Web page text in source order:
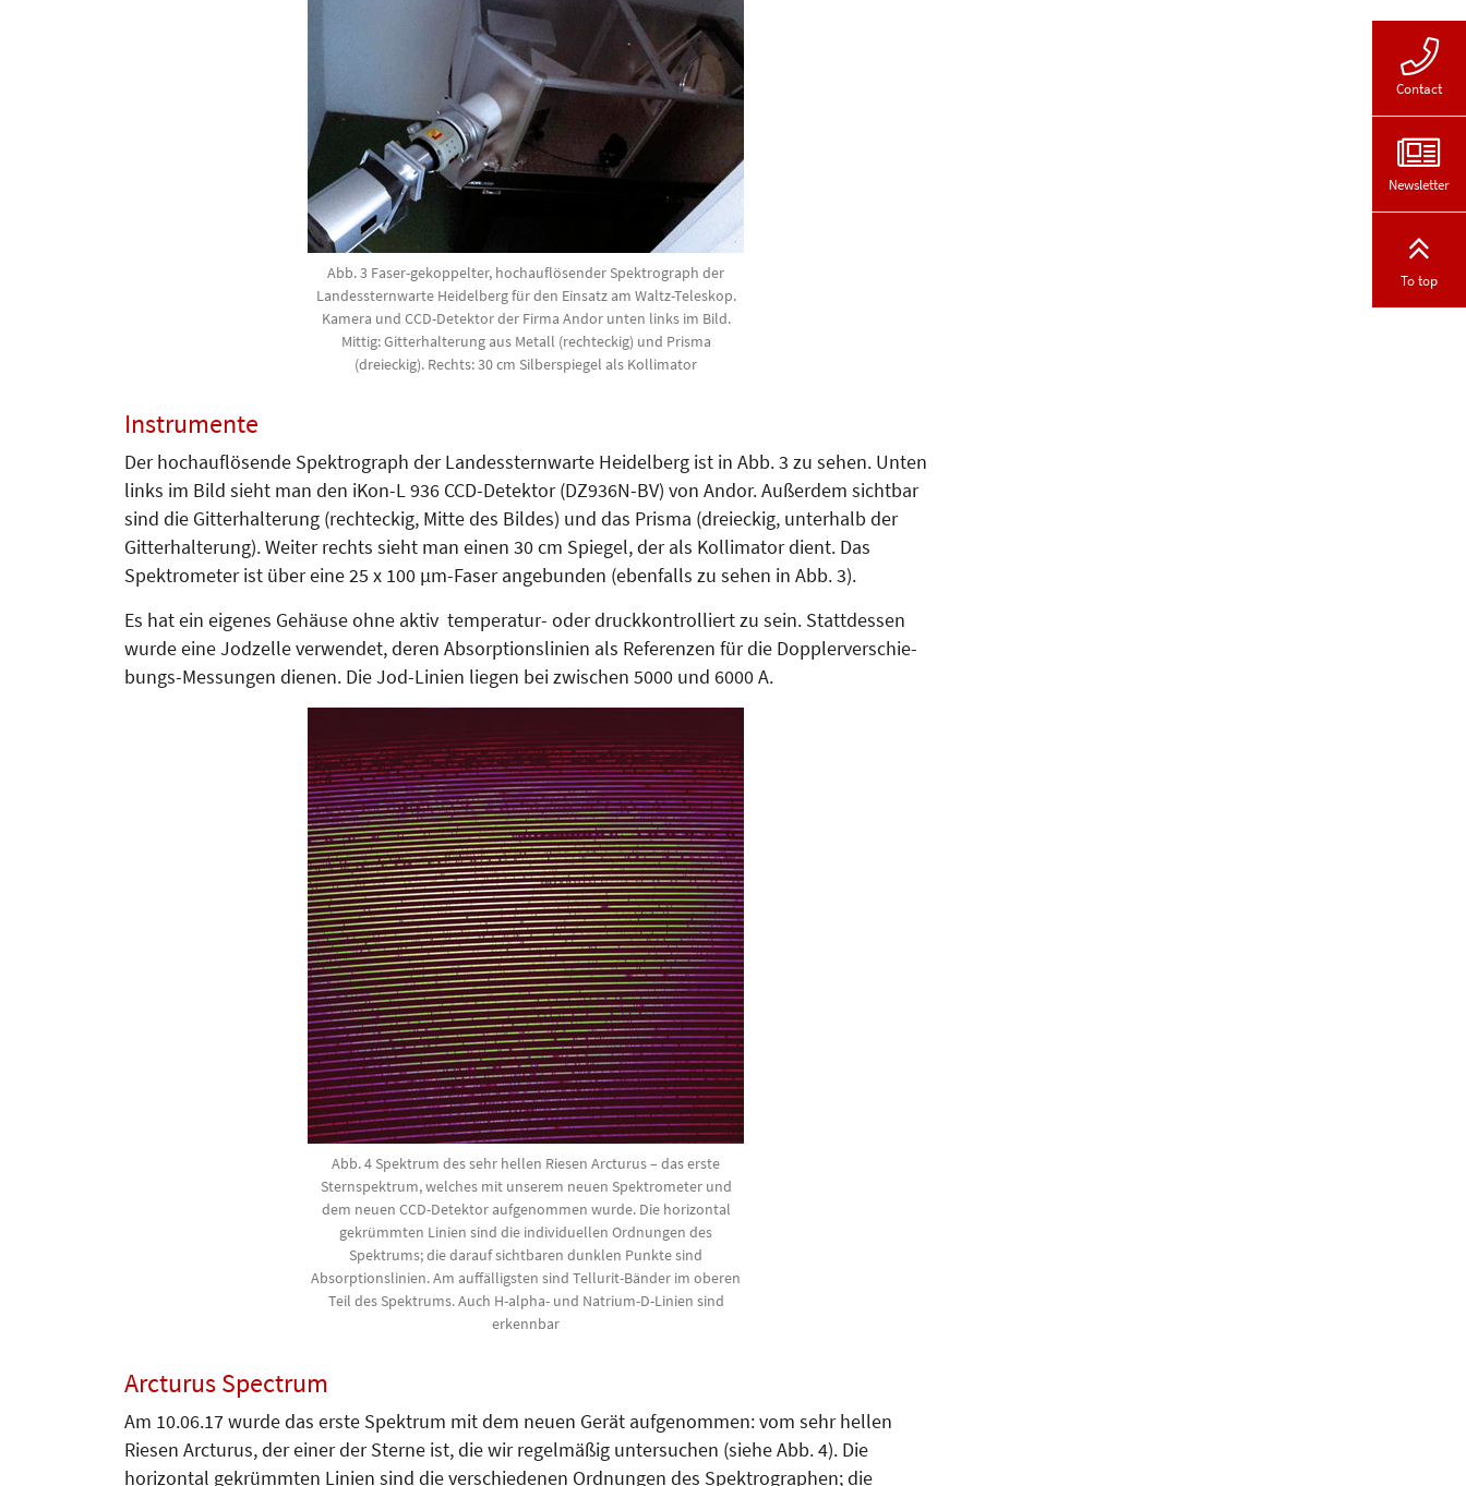
Abb. 3 Faser-gekoppelter, hochauflösender Spektrograph der
Landessternwarte Heidelberg für den Einsatz am Waltz-Teleskop.
Kamera und CCD-Detektor der Firma Andor unten links im Bild.
Mittig: Gitterhalterung aus Metall (rechteckig) und Prisma
(dreieckig). Rechts: 30 cm Silberspiegel als Kollimator
Instrumente
Der hochauflösende Spektrograph der Landessternwarte Heidelberg ist in Abb. 3 zu sehen. Unten
links im Bild sieht man den iKon-L 936 CCD-Detektor (DZ936N-BV) von Andor. Außerdem sichtbar
sind die Gitterhalterung (rechteckig, Mitte des Bildes) und das Prisma (drei­eckig, unterhalb der
Gitterhalterung). Weiter rechts sieht man einen 30 cm Spiegel, der als Kollimator dient. Das
Spektrometer ist über eine 25 x 100 µm-Faser angebunden (ebenfalls zu sehen in Abb. 3).
Es hat ein eigenes Gehäuse ohne aktiv temperatur- oder druckkontrolliert zu sein. Stattdessen
wurde eine Jodzelle verwendet, deren Absorp­tionslinien als Referenzen für die Dopp­ler­ver­schie­
bungs-Messungen die­nen. Die Jod-Linien liegen bei zwischen 5000 und 6000 A.
Abb. 4 Spektrum des sehr hellen Riesen Arcturus – das erste
Sternspektrum, welches mit unserem neuen Spektrometer und
dem neuen CCD-Detektor aufgenommen wurde. Die horizontal
gekrümmten Linien sind die individuellen Ordnungen des
Spektrums; die darauf sichtbaren dunklen Punkte sind
Absorptionslinien. Am auffälligsten sind Tellurit-Bänder im oberen
Teil des Spektrums. Auch H-alpha- und Natrium-D-Linien sind
erkennbar
Arcturus Spectrum
Am 10.06.17 wurde das erste Spek­trum mit dem neuen Gerät aufgenommen: vom sehr hellen
Riesen Arc­turus, der einer der Sterne ist, die wir regelmäßig untersuchen (siehe Abb. 4). Die
horizontal gekrümmten Linien sind die verschiedenen Ordnungen des Spektrographen; die
Contact
Newsletter
To top